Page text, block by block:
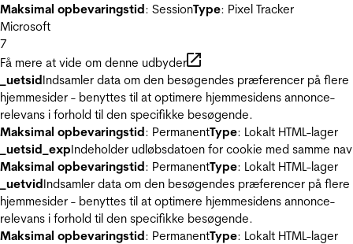
Maksimal opbevaringstid: SessionType: Pixel Tracker
Microsoft
7
Få mere at vide om denne udbyder
_uetsidIndsamler data om den besøgendes præferencer på flere
hjemmesider - benyttes til at optimere hjemmesidens annonce-
relevans i forhold til den specifikke besøgende.
Maksimal opbevaringstid: PermanentType: Lokalt HTML-lager
_uetsid_expIndeholder udløbsdatoen for cookie med samme
Maksimal opbevaringstid: PermanentType: Lokalt HTML-lager
_uetvidIndsamler data om den besøgendes præferencer på flere
hjemmesider - benyttes til at optimere hjemmesidens annonce-
relevans i forhold til den specifikke besøgende.
Maksimal opbevaringstid: PermanentType: Lokalt HTML-lager